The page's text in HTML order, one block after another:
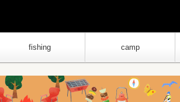
fishing camp